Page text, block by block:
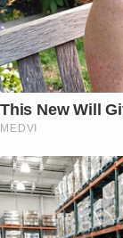
This New Will
MEDVI